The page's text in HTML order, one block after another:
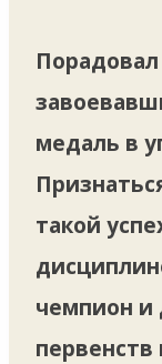
медаль в
такой
чемпион и